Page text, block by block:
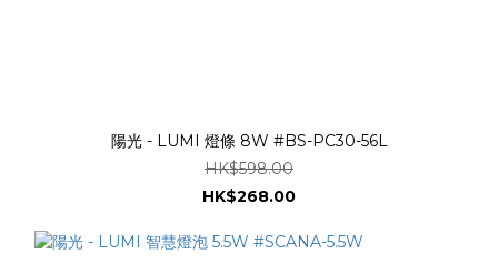
陽光 - LUMI 燈條 8W #BS-PC30-56L
HK$598.00
HK$268.00